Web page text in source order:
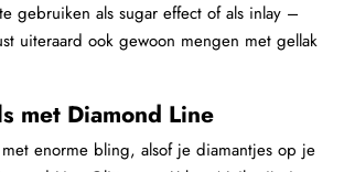
gebruiken als sugar effect of als inlay –
uiteraard ook gewoon mengen met gellak
met Diamond Line
enorme bling, alsof je diamantjes op je